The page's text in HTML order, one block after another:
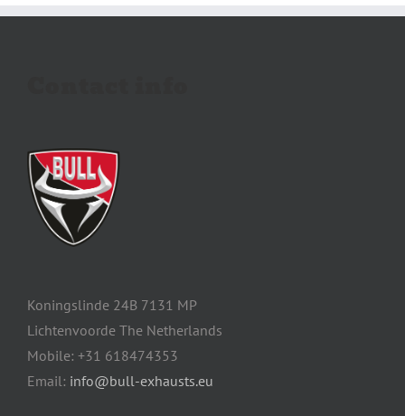
Koningslinde 24B 7131 MP
Lichtenvoorde The Netherlands
Mobile: +31 618474353
Email: info@bull-exhausts.eu